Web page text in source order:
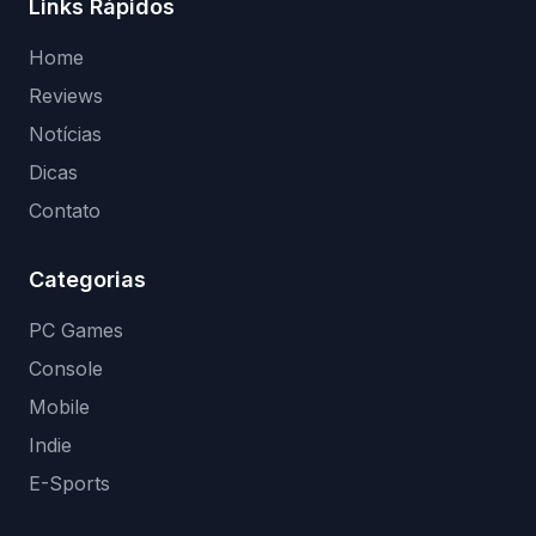
Links Rápidos
Home
Reviews
Notícias
Dicas
Contato
Categorias
PC Games
Console
Mobile
Indie
E-Sports